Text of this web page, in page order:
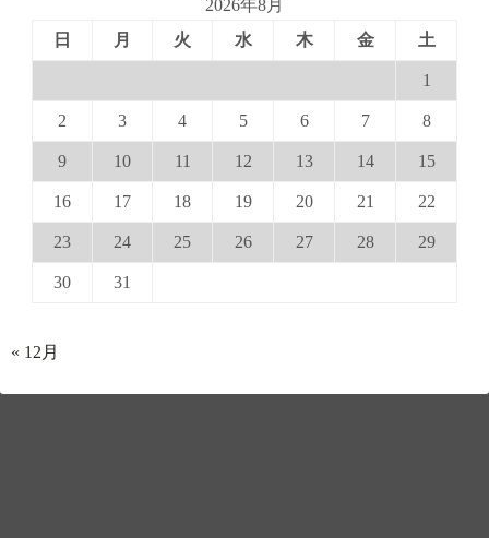
2026年8月
日
月 火 水 木 金 土
1
2 3 4 5 6 7 8
9 10 11 12 13 14 15
16 17 18 19 20 21 22
23 24 25 26 27 28 29
30 31
« 12月